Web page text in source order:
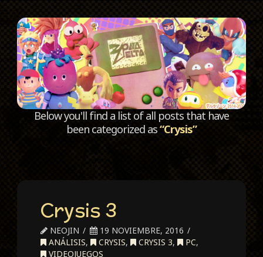
Below you'll find a list of all posts that have
been categorized as“Crysis”
Crysis 3
NEOJIN
19 NOVIEMBRE, 2016
ANÁLISIS, CRYSIS, CRYSIS 3, PC,
VIDEOJUEGOS